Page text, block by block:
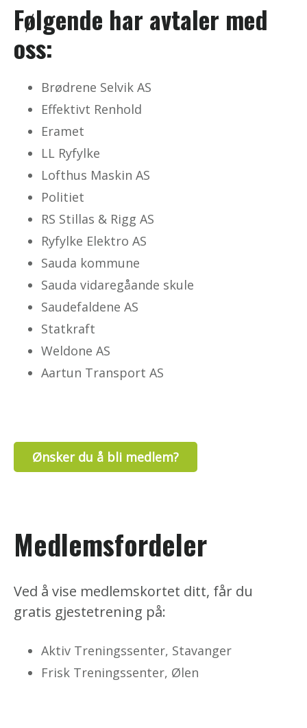
Følgende har avtaler med
oss:
Brødrene Selvik AS
Effektivt Renhold
Eramet
LL Ryfylke
Lofthus Maskin AS
Politiet
RS Stillas & Rigg AS
Ryfylke Elektro AS
Sauda kommune
Sauda vidaregåande skule
Saudefaldene AS
Statkraft
Weldone AS
Aartun Transport AS
Ønsker du å bli medlem?
Medlemsfordeler
Ved å vise medlemskortet ditt, får du
gratis gjestetrening på:
Aktiv Treningssenter, Stavanger
Frisk Treningssenter, Ølen